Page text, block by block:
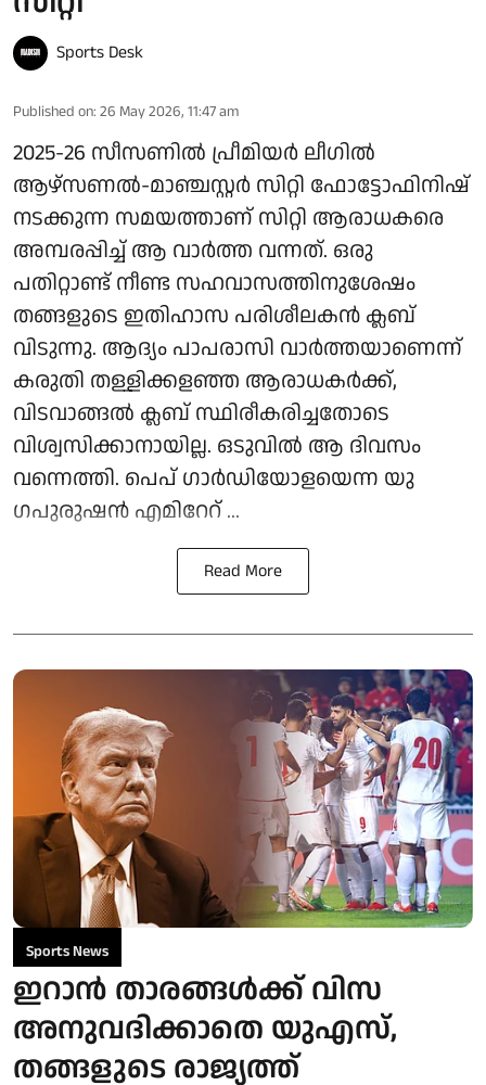
Sports Desk
Published on: 26 May 2026, 11:47 am
2025-26 സീസണിൽ പ്രീമിയർ ലീ​ഗിൽ
ആഴ്സണൽ-മാഞ്ചസ്റ്റർ സിറ്റി ഫോട്ടോഫിനിഷ്
നടക്കുന്ന സമയത്താണ് സിറ്റി ആരാധകരെ
അമ്പരപ്പിച്ച് ആ വാർത്ത വന്നത്. ഒരു
പതിറ്റാണ്ട് നീണ്ട സഹവാസത്തിനുശേഷം
തങ്ങളുടെ ഇതിഹാസ പരിശീലകൻ ക്ലബ്
വിടുന്നു. ആദ്യം പാപരാസി വാർത്തയാണെന്ന്
കരുതി തള്ളിക്കളഞ്ഞ ആരാധകർക്ക്,
വിടവാങ്ങൽ ക്ലബ് സ്ഥിരീകരിച്ചതോടെ
വിശ്വസിക്കാനായില്ല. ഒടുവിൽ ആ ദിവസം
വന്നെത്തി. പെപ് ​ഗാർഡിയോളയെന്ന യു​
ഗപുരുഷൻ എമിറേറ് ...
Read More
Sports News
ഇറാൻ താരങ്ങൾക്ക് വിസ
അനുവദിക്കാതെ യുഎസ്,
തങ്ങളുടെ രാജ്യത്ത്